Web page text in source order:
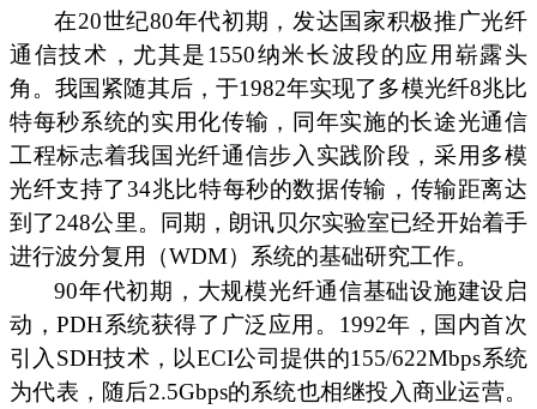
在20世纪80年代初期，发达国家积极推广光纤
通信技术，尤其是1550纳米长波段的应用崭露头
角。我国紧随其后，于1982年实现了多模光纤8兆比
特每秒系统的实用化传输，同年实施的长途光通信
工程标志着我国光纤通信步入实践阶段，采用多模
光纤支持了34兆比特每秒的数据传输，传输距离达
到了248公里。同期，朗讯贝尔实验室已经开始着手
进行波分复用（WDM）系统的基础研究工作。
90年代初期，大规模光纤通信基础设施建设启
动，PDH系统获得了广泛应用。1992年，国内首次
引入SDH技术，以ECI公司提供的155/622Mbps系统
为代表，随后2.5Gbps的系统也相继投入商业运营。